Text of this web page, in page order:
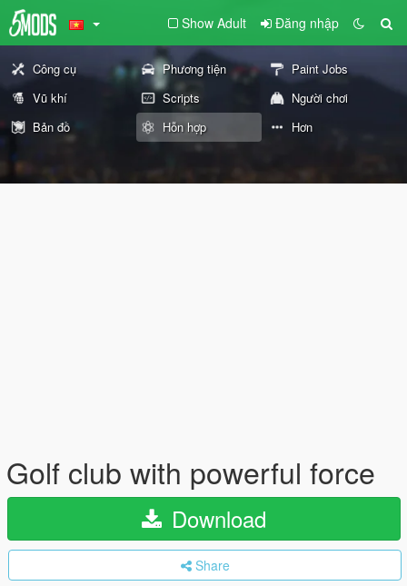
Show Adult Đăng nhập
Công cụ Phương tiện
Paint Jobs
Vũ khí
Scripts
Người chơi
Bản đồ
Hỗn hợp Hơn
Golf club with powerful force
Download
Share